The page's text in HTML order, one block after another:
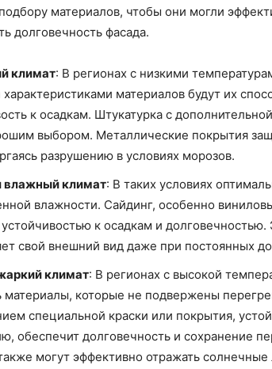
материалов, чтобы они могли
долговечность фасада.
климат: В регионах с низкими
материалов будут их
к осадкам. Штукатурка с
выбором. Металлические покрытия
разрушению в условиях морозов.
влажный климат: В таких условиях
влажности. Сайдинг, особенно
к осадкам и
свой внешний вид даже при постоянных
климат: В регионах с высокой
материалы, которые не подвержены
специальной краски или покрытия,
обеспечит долговечность и сохранение
могут эффективно отражать солнечные